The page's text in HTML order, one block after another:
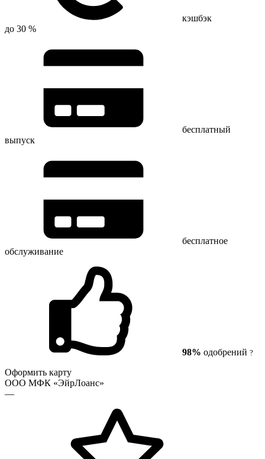
кэшбэк
до 30 %
бесплатный
выпуск
бесплатное
обслуживание
98% одобрений ?
Оформить карту
ООО МФК «ЭйрЛоанс»
—